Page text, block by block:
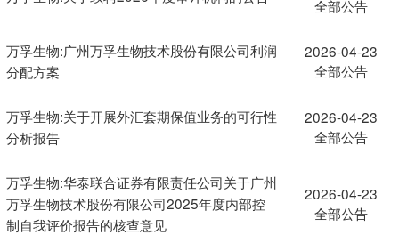
全部公告
万孚生物:广州万孚生物技术股份有限公司利润
分配方案
2026-04-23
全部公告
万孚生物:关于开展外汇套期保值业务的可行性
分析报告
2026-04-23
全部公告
万孚生物:华泰联合证券有限责任公司关于广州
万孚生物技术股份有限公司2025年度内部控
制自我评价报告的核查意见
2026-04-23
全部公告